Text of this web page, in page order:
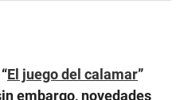
El juego del calamar”
embargo, novedades